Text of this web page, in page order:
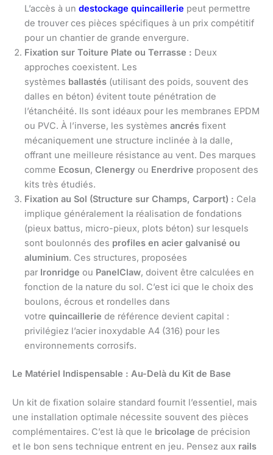
L’accès à un destockage quincaillerie peut permettre
de trouver ces pièces spécifiques à un prix compétitif
pour un chantier de grande envergure.
Fixation sur Toiture Plate ou Terrasse : Deux
approches coexistent. Les
systèmes ballastés (utilisant des poids, souvent des
dalles en béton) évitent toute pénétration de
l’étanchéité. Ils sont idéaux pour les membranes EPDM
ou PVC. À l’inverse, les systèmes ancrés fixent
mécaniquement une structure inclinée à la dalle,
offrant une meilleure résistance au vent. Des marques
comme Ecosun, Clenergy ou Enerdrive proposent des
kits très étudiés.
Fixation au Sol (Structure sur Champs, Carport) : Cela
implique généralement la réalisation de fondations
(pieux battus, micro-pieux, plots béton) sur lesquels
sont boulonnés des profiles en acier galvanisé ou
aluminium. Ces structures, proposées
par Ironridge ou PanelClaw, doivent être calculées en
fonction de la nature du sol. C’est ici que le choix des
boulons, écrous et rondelles dans
votre quincaillerie de référence devient capital :
privilégiez l’acier inoxydable A4 (316) pour les
environnements corrosifs.
Le Matériel Indispensable : Au-Delà du Kit de Base
Un kit de fixation solaire standard fournit l’essentiel, mais
une installation optimale nécessite souvent des pièces
complémentaires. C’est là que le bricolage de précision
et le bon sens technique entrent en jeu. Pensez aux rails